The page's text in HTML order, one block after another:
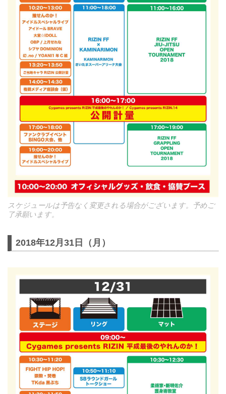
スケジュールは予告なく変更される場合がございます。予めご
了承願います。
2018年12月31日（月）